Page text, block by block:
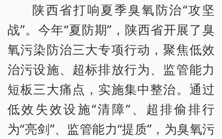
陕西省打响夏季臭氧防治“攻坚
战”。今年“夏防期”，陕西省开展了臭
氧污染防治三大专项行动，聚焦低效
治污设施、超标排放行为、监管能力
短板三大痛点，实施集中整治。通过
低效失效设施“清障”、超排偷排行
为“亮剑”、监管能力“提质”，为臭氧污